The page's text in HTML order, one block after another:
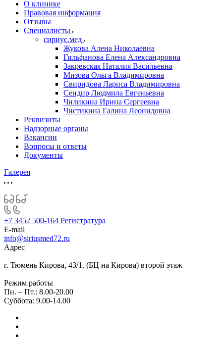
О клинике
Правовая информация
Отзывы
Специалисты
сириус.мед
Жукова Алена Николаевна
Гильфанова Елена Александровна
Закревская Наталия Васильевна
Мизова Ольга Владимировна
Свиридова Лариса Владимировна
Сендир Людмила Евгеньевна
Чиликина Ирина Сергеевна
Чистикина Галина Леонидовна
Реквизиты
Надзорные органы
Вакансии
Вопросы и ответы
Документы
Галерея
+7 3452 500-164 Регистратура
E-mail
info@siriusmed72.ru
Адрес
г. Тюмень Кирова, 43/1. (БЦ на Кирова) второй этаж
Режим работы
Пн. – Пт.: 8.00-20.00
Суббота: 9.00-14.00